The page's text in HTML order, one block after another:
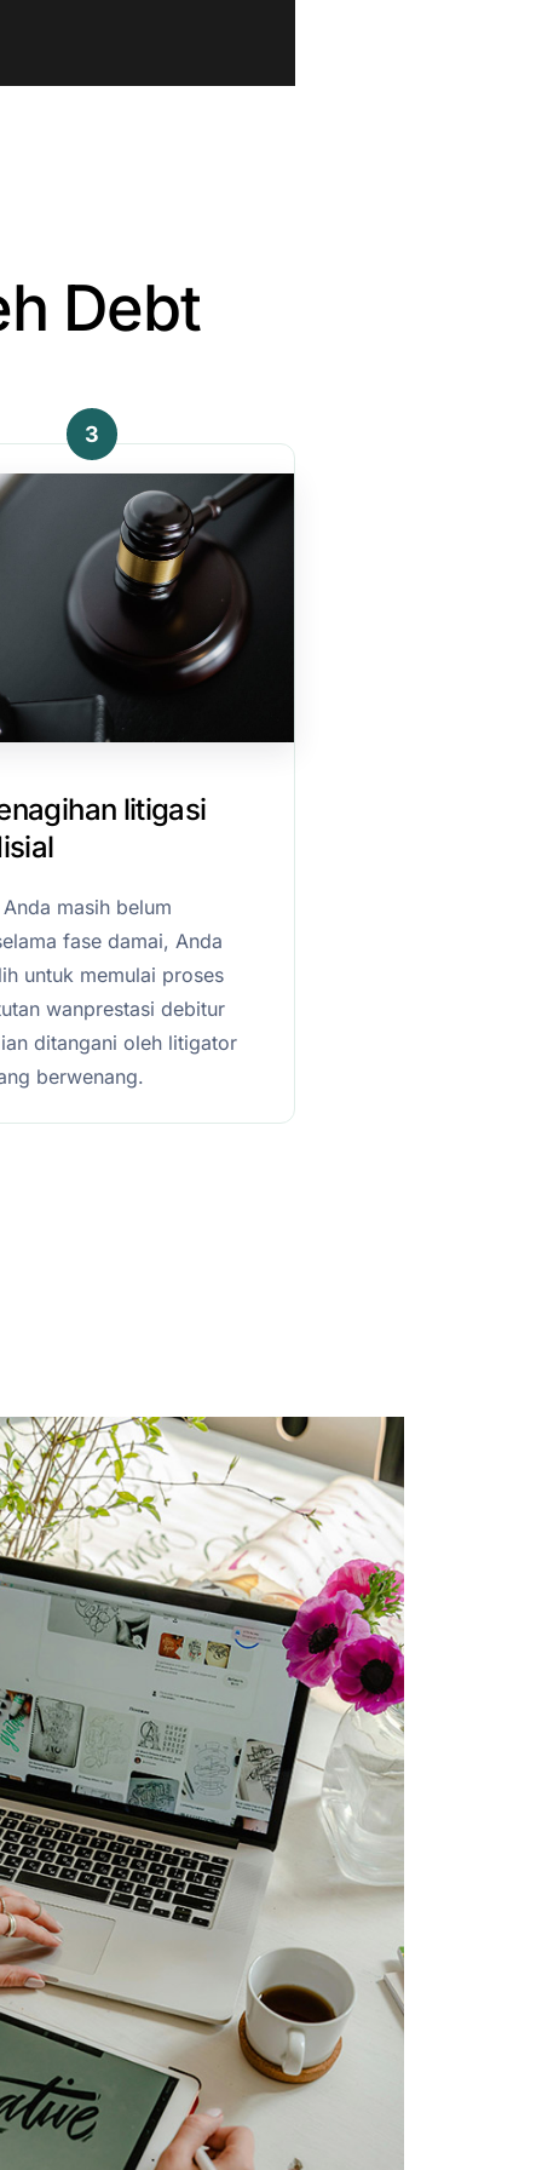
Debt
3
litigasi
masih belum
fase damai, Anda
untuk memulai proses
wanprestasi debitur
ditangani oleh litigator
berwenang.